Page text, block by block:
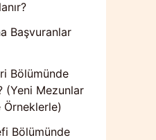
Başvuranlar
Bölümünde
(Yeni Mezunlar
Bölümünde